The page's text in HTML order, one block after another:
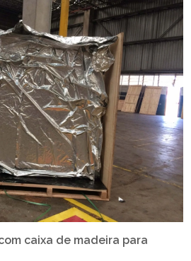
caixa de madeira para